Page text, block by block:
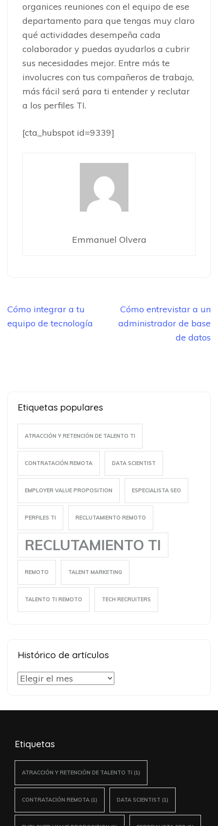
organices reuniones con el equipo de ese
departamento para que tengas muy claro
qué actividades desempeña cada
colaborador y puedas ayudarlos a cubrir
sus necesidades mejor. Entre más te
involucres con tus compañeros de trabajo,
más fácil será para ti entender y reclutar
a los perfiles TI.
[cta_hubspot id=9339]
Emmanuel Olvera
Navegación
de
Cómo integrar a tu
equipo de tecnología
Cómo entrevistar a un
administrador de base
de datos
Etiquetas populares
ATRACCIÓN Y RETENCIÓN DE TALENTO TI
CONTRATACIÓN REMOTA DATA SCIENTIST
EMPLOYER VALUE PROPOSITION ESPECIALISTA SEO
PERFILES TI RECLUTAMIENTO REMOTO
RECLUTAMIENTO TI
REMOTO TALENT MARKETING
TALENTO TI REMOTO TECH RECRUITERS
Histórico de artículos
Histórico
Etiquetas
ATRACCIÓN Y RETENCIÓN DE TALENTO TI (1)
CONTRATACIÓN REMOTA (1) DATA SCIENTIST (1)